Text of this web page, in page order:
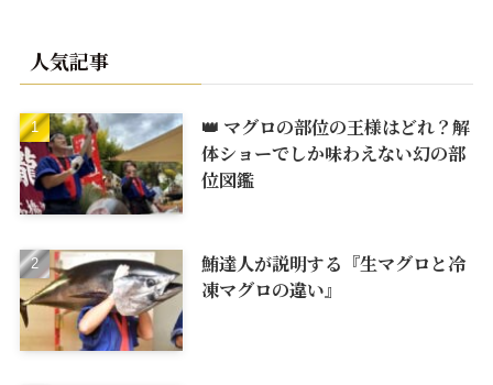
人気記事
👑 マグロの部位の王様はどれ？解
体ショーでしか味わえない幻の部
位図鑑
鮪達人が説明する『生マグロと冷
凍マグロの違い』